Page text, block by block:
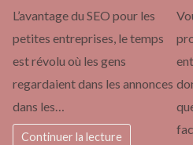
L’avantage du SEO pour les
petites entreprises, le temps
est révolu où les gens
regardaient dans les annonces
dans les…
Continuer la lecture